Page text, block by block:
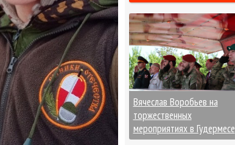
Вячеслав Воробьев на
торжественных
мероприятиях в Гудермесе